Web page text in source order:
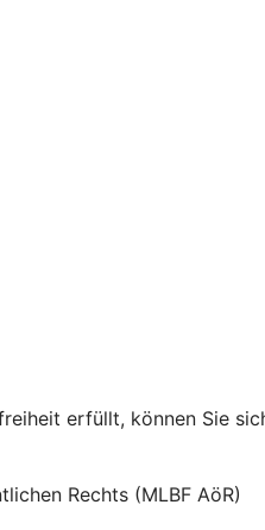
erfüllt, können Sie
Rechts (MLBF AöR)